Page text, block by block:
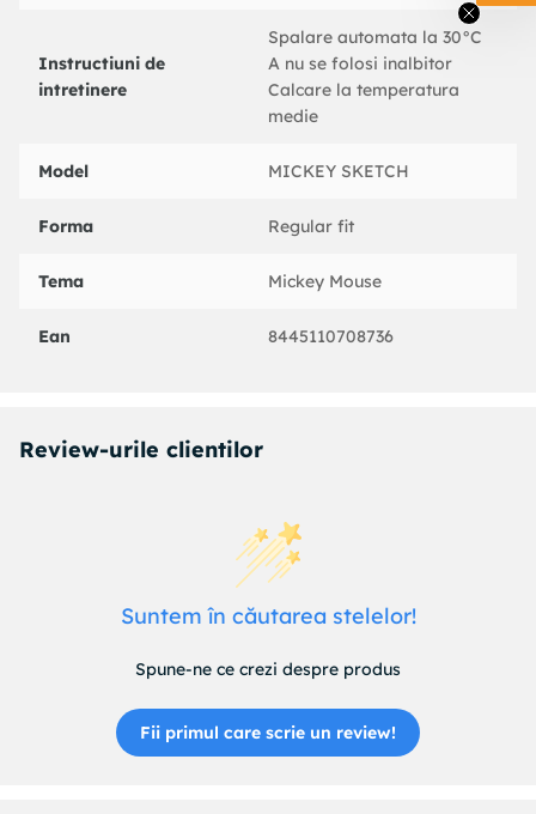
Instructiuni de
intretinere
Spalare automata la 30°C
A nu se folosi inalbitor
Calcare la temperatura
medie
Model MICKEY SKETCH
Forma Regular fit
Tema Mickey Mouse
Ean 8445110708736
Review-urile clientilor
Suntem în căutarea stelelor!
Spune-ne ce crezi despre produs
Fii primul care scrie un review!